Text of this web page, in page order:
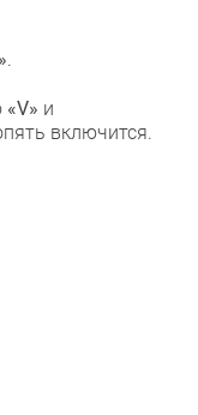
.
«V» и
включится.